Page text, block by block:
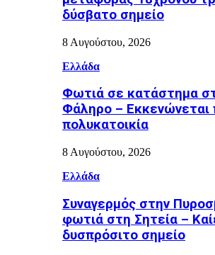
δύσβατο σημείο
8 Αυγούστου, 2026
Ελλάδα
Φωτιά σε κατάστημα
Φάληρο – Εκκενώνεται
πολυκατοικία
8 Αυγούστου, 2026
Ελλάδα
Συναγερμός στην
φωτιά στη Σητεία –
δυσπρόσιτο σημείο